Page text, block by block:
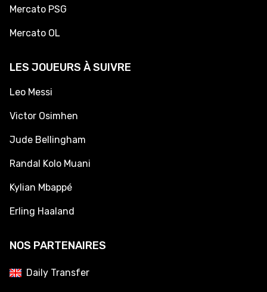
Mercato PSG
Mercato OL
LES JOUEURS À SUIVRE
Leo Messi
Victor Osimhen
Jude Bellingham
Randal Kolo Muani
Kylian Mbappé
Erling Haaland
NOS PARTENAIRES
Daily Transfer